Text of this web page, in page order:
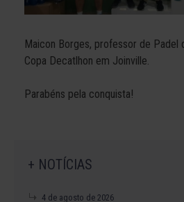
Maicon Borges, professor de Padel
Copa Decatlhon em Joinville.
Parabéns pela conquista!
+ NOTÍCIAS
4 de agosto de 2026